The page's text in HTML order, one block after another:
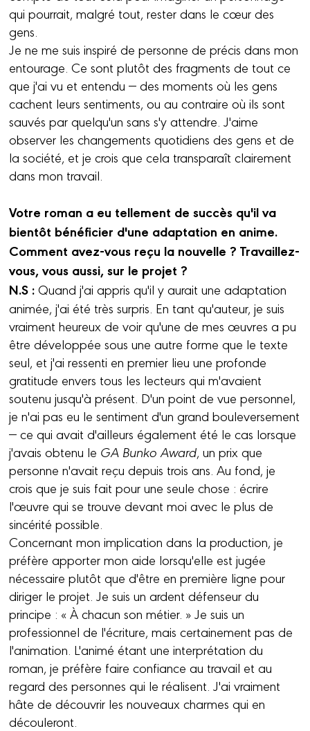
qui pourrait, malgré tout, rester dans le cœur des
gens.
Je ne me suis inspiré de personne de précis dans mon
entourage. Ce sont plutôt des fragments de tout ce
que j'ai vu et entendu — des moments où les gens
cachent leurs sentiments, ou au contraire où ils sont
sauvés par quelqu'un sans s'y attendre. J'aime
observer les changements quotidiens des gens et de
la société, et je crois que cela transparaît clairement
dans mon travail.
Votre roman a eu tellement de succès qu'il va
bientôt bénéficier d'une adaptation en anime.
Comment avez-vous reçu la nouvelle ? Travaillez-
vous, vous aussi, sur le projet ?
N.S :Quand j'ai appris qu'il y aurait une adaptation
animée, j'ai été très surpris. En tant qu'auteur, je suis
vraiment heureux de voir qu'une de mes œuvres a pu
être développée sous une autre forme que le texte
seul, et j'ai ressenti en premier lieu une profonde
gratitude envers tous les lecteurs qui m'avaient
soutenu jusqu'à présent. D'un point de vue personnel,
je n'ai pas eu le sentiment d'un grand bouleversement
— ce qui avait d'ailleurs également été le cas lorsque
j'avais obtenu le GA Bunko Award, un prix que
personne n'avait reçu depuis trois ans. Au fond, je
crois que je suis fait pour une seule chose : écrire
l'œuvre qui se trouve devant moi avec le plus de
sincérité possible.
Concernant mon implication dans la production, je
préfère apporter mon aide lorsqu'elle est jugée
nécessaire plutôt que d'être en première ligne pour
diriger le projet. Je suis un ardent défenseur du
principe : « À chacun son métier. » Je suis un
professionnel de l'écriture, mais certainement pas de
l'animation. L'animé étant une interprétation du
roman, je préfère faire confiance au travail et au
regard des personnes qui le réalisent. J'ai vraiment
hâte de découvrir les nouveaux charmes qui en
découleront.